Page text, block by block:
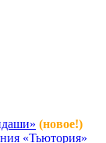
(новое!)
«Тьютория»